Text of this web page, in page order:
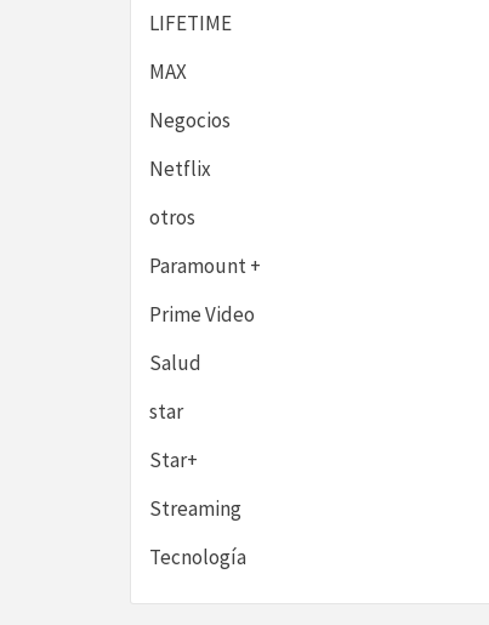
LIFETIME
MAX
Negocios
Netflix
otros
Paramount +
Prime Video
Salud
star
Star+
Streaming
Tecnología